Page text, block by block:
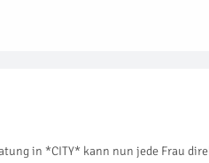
in *CITY* kann nun jede Frau